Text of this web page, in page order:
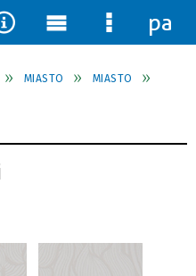
MIASTO
MIASTO
Menu
główne
Menu